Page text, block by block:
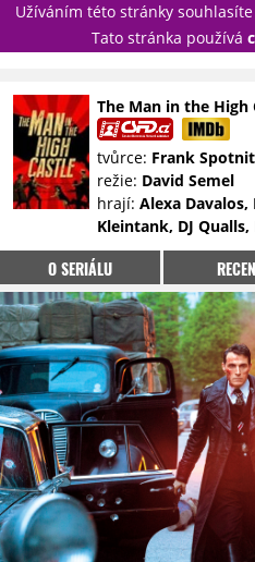
Užíváním této stránky souhlasíte
Tato stránka používá
NOVINKY
TÉMATA
RECENZE
EPIZODY
KULT
TRAILERY
GALERIE
DISKUZE
STATISTIKY
TIRÁŽ
The Man in the High
tvůrce: Frank
režie: David Semel
hrají: Alexa Davalos,
Kleintank, DJ Qualls,
O SERIÁLU